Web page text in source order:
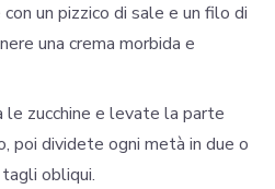
un pizzico di sale e un filo di
una crema morbida e
le zucchine e levate la parte
poi dividete ogni metà in due o
obliqui.